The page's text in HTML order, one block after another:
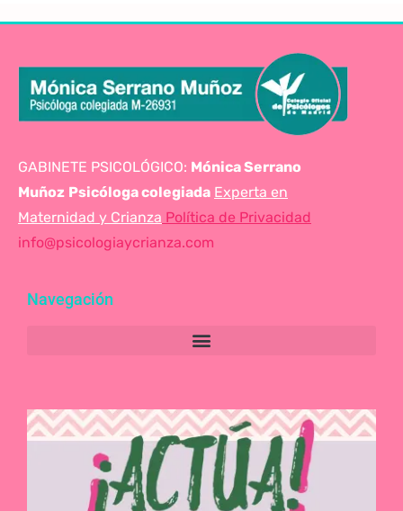
GABINETE PSICOLÓGICO: Mónica Serrano
Muñoz Psicóloga colegiada Experta en
Maternidad y Crianza Política de Privacidad
info@psicologiaycrianza.com
Navegación